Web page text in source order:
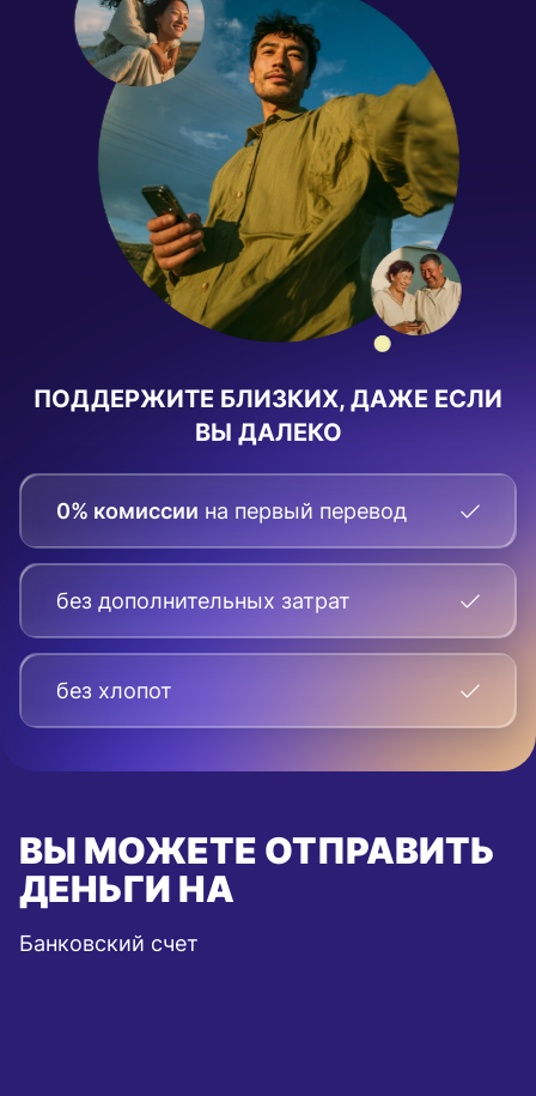
ПОДДЕРЖИТЕ БЛИЗКИХ, ДАЖЕ ЕСЛИ
ВЫ ДАЛЕКО
0% комиссии на первый перевод
без дополнительных затрат
без хлопот
ВЫ МОЖЕТЕ ОТПРАВИТЬ
ДЕНЬГИ НА
Банковский счет